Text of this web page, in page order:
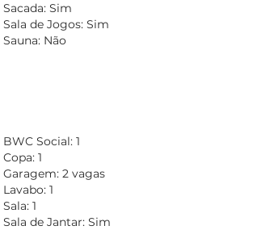
Sacada: Sim
Sala de Jogos: Sim
Sauna: Não
BWC Social: 1
Copa: 1
Garagem: 2 vagas
Lavabo: 1
Sala: 1
Sala de Jantar: Sim